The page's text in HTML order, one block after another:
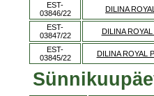
EST-
03846/22
DILINA
EST-
03847/22
DILINA
EST-
03845/22
DILINA ROYAL